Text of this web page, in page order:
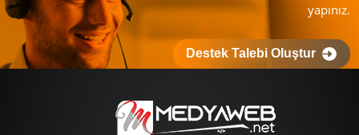
yapınız.
Destek Talebi Oluştur